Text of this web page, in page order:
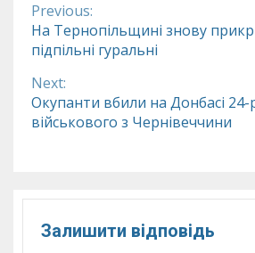
Continue
Reading
Previous:
На Тернопільщині знову
підпільні гуральні
Next:
Окупанти вбили на Донбасі 24-
військового з Чернівеччини
Залишити відповідь